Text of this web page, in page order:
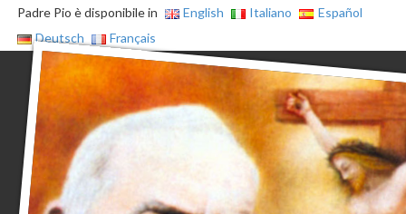
Padre Pio è disponibile in English Italiano
Español
Deutsch
Français